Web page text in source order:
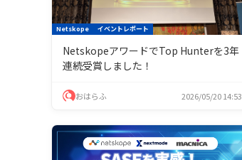
Netskope イベントレポート
NetskopeアワードでTop Hunterを3年
連続受賞しました！
おはらふ 2026/05/20 14:53